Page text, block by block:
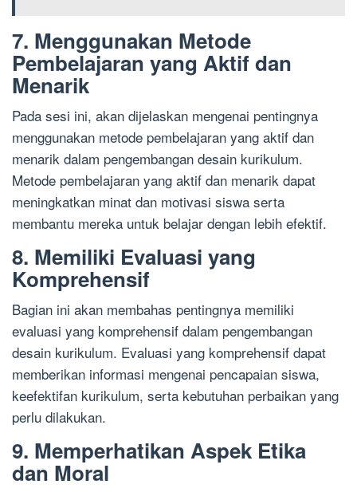
7. Menggunakan Metode
Pembelajaran yang Aktif dan
Menarik
Pada sesi ini, akan dijelaskan mengenai pentingnya
menggunakan metode pembelajaran yang aktif dan
menarik dalam pengembangan desain kurikulum.
Metode pembelajaran yang aktif dan menarik dapat
meningkatkan minat dan motivasi siswa serta
membantu mereka untuk belajar dengan lebih efektif.
8. Memiliki Evaluasi yang
Komprehensif
Bagian ini akan membahas pentingnya memiliki
evaluasi yang komprehensif dalam pengembangan
desain kurikulum. Evaluasi yang komprehensif dapat
memberikan informasi mengenai pencapaian siswa,
keefektifan kurikulum, serta kebutuhan perbaikan yang
perlu dilakukan.
9. Memperhatikan Aspek Etika
dan Moral